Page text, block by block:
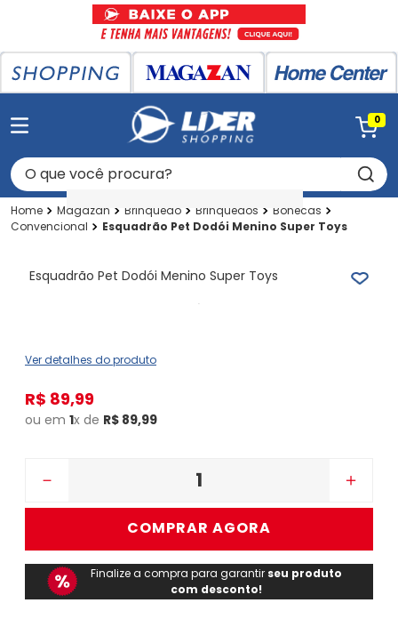
0
O que você procura?
Magazan Brinquedo Brinquedos
Bonecas
Convencional
Esquadrão Pet Dodói Menino Super Toys
Esquadrão Pet Dodói Menino Super Toys
Ver detalhes do produto
R$ 89,99
ou em 1x de R$ 89,99
＋
－
COMPRAR AGORA
Finalize a compra para garantir seu produto
com desconto!